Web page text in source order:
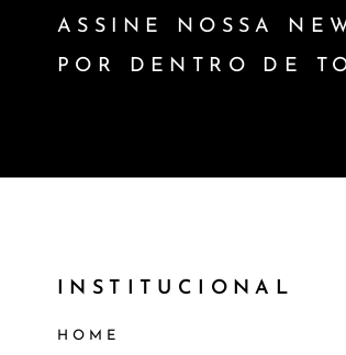
ASSINE NOSSA
POR DENTRO DE
INSTITUCIONAL
HOME